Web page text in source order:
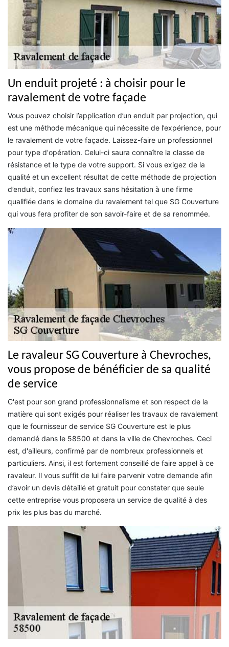
Un enduit projeté : à choisir pour le
ravalement de votre façade
Vous pouvez choisir l’application d’un enduit par projection, qui
est une méthode mécanique qui nécessite de l’expérience, pour
le ravalement de votre façade. Laissez-faire un professionnel
pour type d'opération. Celui-ci saura connaître la classe de
résistance et le type de votre support. Si vous exigez de la
qualité et un excellent résultat de cette méthode de projection
d’enduit, confiez les travaux sans hésitation à une firme
qualifiée dans le domaine du ravalement tel que SG Couverture
qui vous fera profiter de son savoir-faire et de sa renommée.
Le ravaleur SG Couverture à Chevroches,
vous propose de bénéficier de sa qualité
de service
C'est pour son grand professionnalisme et son respect de la
matière qui sont exigés pour réaliser les travaux de ravalement
que le fournisseur de service SG Couverture est le plus
demandé dans le 58500 et dans la ville de Chevroches. Ceci
est, d'ailleurs, confirmé par de nombreux professionnels et
particuliers. Ainsi, il est fortement conseillé de faire appel à ce
ravaleur. Il vous suffit de lui faire parvenir votre demande afin
d’avoir un devis détaillé et gratuit pour constater que seule
cette entreprise vous proposera un service de qualité à des
prix les plus bas du marché.